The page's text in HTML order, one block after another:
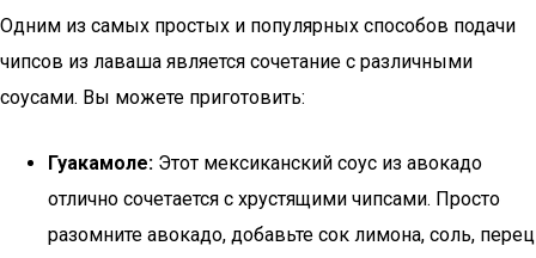
Одним из самых простых и популярных способов подачи
чипсов из лаваша является сочетание с различными
соусами. Вы можете приготовить:
Гуакамоле: Этот мексиканский соус из авокадо
отлично сочетается с хрустящими чипсами. Просто
разомните авокадо, добавьте сок лимона, соль, перец